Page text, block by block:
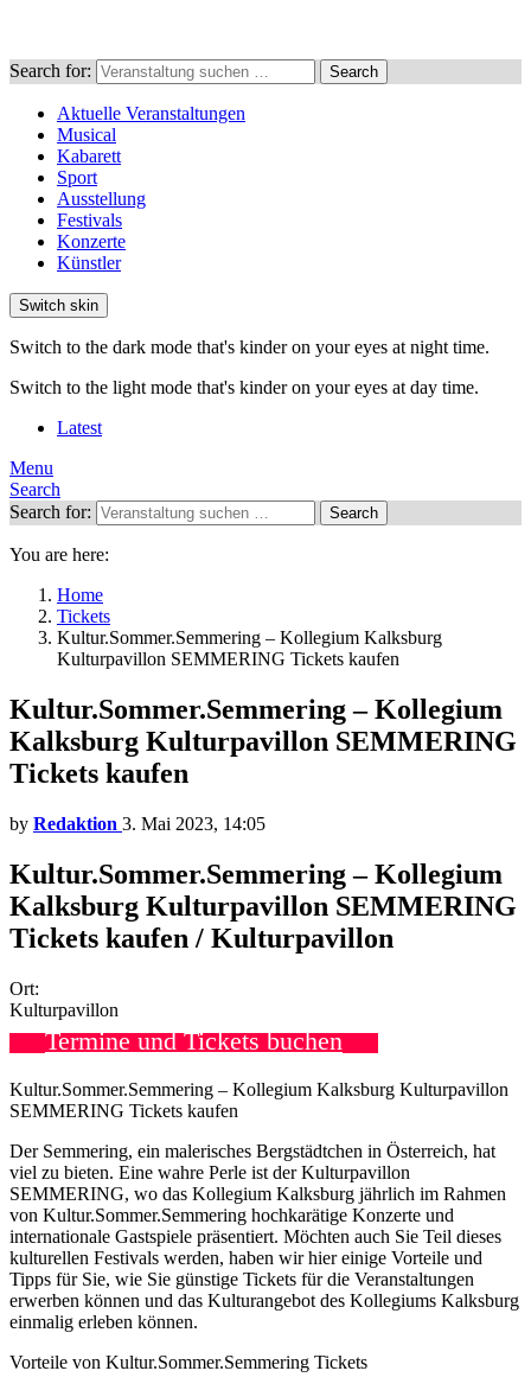
Search for: Search
Aktuelle Veranstaltungen
Musical
Kabarett
Sport
Ausstellung
Festivals
Konzerte
Künstler
Switch skin
Switch to the dark mode that's kinder on your eyes at night time.
Switch to the light mode that's kinder on your eyes at day time.
Latest
Menu
Search
Search for:
Search
You are here:
Home
Tickets
Kultur.Sommer.Semmering – Kollegium Kalksburg
Kulturpavillon SEMMERING Tickets kaufen
Kultur.Sommer.Semmering – Kollegium
Kalksburg Kulturpavillon SEMMERING
Tickets kaufen
by Redaktion 3. Mai 2023, 14:05
Kultur.Sommer.Semmering – Kollegium
Kalksburg Kulturpavillon SEMMERING
Tickets kaufen / Kulturpavillon
Ort:
Kulturpavillon
Termine und Tickets buchen
Kultur.Sommer.Semmering – Kollegium Kalksburg Kulturpavillon
SEMMERING Tickets kaufen
Der Semmering, ein malerisches Bergstädtchen in Österreich, hat
viel zu bieten. Eine wahre Perle ist der Kulturpavillon
SEMMERING, wo das Kollegium Kalksburg jährlich im Rahmen
von Kultur.Sommer.Semmering hochkarätige Konzerte und
internationale Gastspiele präsentiert. Möchten auch Sie Teil dieses
kulturellen Festivals werden, haben wir hier einige Vorteile und
Tipps für Sie, wie Sie günstige Tickets für die Veranstaltungen
erwerben können und das Kulturangebot des Kollegiums Kalksburg
einmalig erleben können.
Vorteile von Kultur.Sommer.Semmering Tickets